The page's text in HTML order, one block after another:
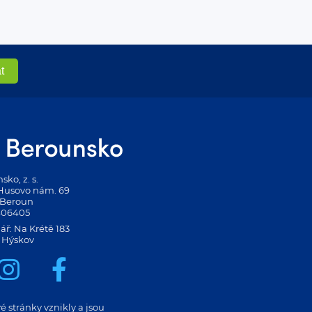
z. s.
nám. 69
Na Krétě 183
stránky vznikly a jsou